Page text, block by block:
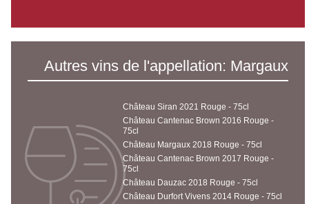
Autres vins de l'appellation: Margaux
Château Siran 2021 Rouge - 75cl
Château Cantenac Brown 2016 Rouge -
75cl
Château Margaux 2018 Rouge - 75cl
Château Cantenac Brown 2017 Rouge -
75cl
Château Dauzac 2018 Rouge - 75cl
Château Durfort Vivens 2014 Rouge - 75cl